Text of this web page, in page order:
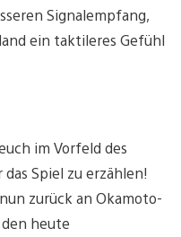
Signalempfang,
ein taktileres Gefühl
im Vorfeld des
Spiel zu erzählen!
zurück an Okamoto-
heute